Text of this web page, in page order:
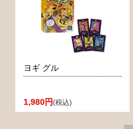
ヨギ グル
1,980円(税込)